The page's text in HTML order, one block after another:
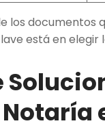
los documentos
está en